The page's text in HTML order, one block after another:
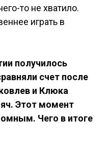
то не хватило.
играть в
получилось
счет после
и Клюка
Этот момент
Чего в итоге